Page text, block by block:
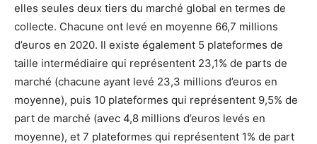
elles seules deux tiers du marché global en termes de
collecte. Chacune ont levé en moyenne 66,7 millions
d’euros en 2020. Il existe également 5 plateformes de
taille intermédiaire qui représentent 23,1% de parts de
marché (chacune ayant levé 23,3 millions d’euros en
moyenne), puis 10 plateformes qui représentent 9,5% de
part de marché (avec 4,8 millions d’euros levés en
moyenne), et 7 plateformes qui représentent 1% de part